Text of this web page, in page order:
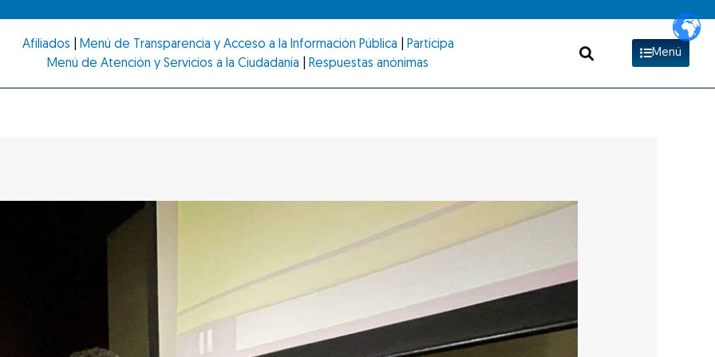
Afiliados Menú de Transparencia y Acceso a la Información Pública
Participa
Menú de Atención y Servicios a la Ciudadanía
Respuestas anónimas
Menú